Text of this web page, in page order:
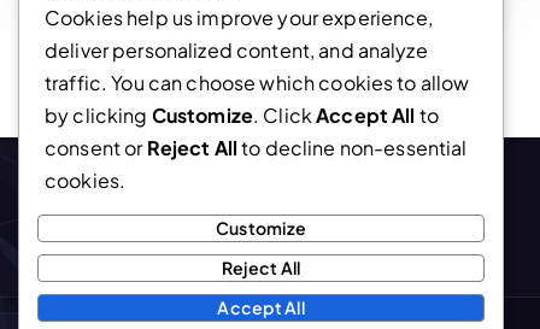
Agenda Por WhatsApp
Cookies help us improve your experience,
deliver personalized content, and analyze
traffic. You can choose which cookies to allow
by clicking Customize. ClickAccept All to
consent orReject Allto decline non-essential
cookies.
Customize
Reject All
Accept All